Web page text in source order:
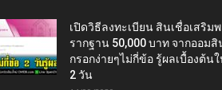
เปิดวิธีลงทะเบียน สินเชื่อเสริม
รากฐาน 50,000 บาท จากออมสิ
กรอกง่ายๆไม่กี่ข้อ รู้ผลเบื้องต้น
2 วัน